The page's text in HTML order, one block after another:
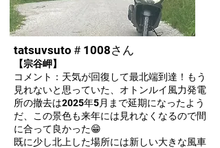
tatsuvsuto＃1008さん
【宗谷岬】
コメント：天気が回復して最北端到達！もう
見れないと思っていた、オトンルイ風力発電
所の撤去は2025年5月まで延期になったよう
だ、この景色も来年には見れなくなるので間
に合って良かった😁
既に少し北上した場所には新しい大きな風車